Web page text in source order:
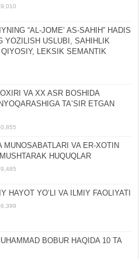
“AL-JOMEʼ AS-SAHIH” HADIS
YOZILISH USLUBI, SAHIHLIK
LЕKSIK SЕMANTIK
VA XX ASR BOSHIDA
TAʼSIR ETGAN
MUNOSABATLARI VA ER-XOTIN
HUQUQLAR
HAYOT YOʻLI VA ILMIY FAOLIYATI
BOBUR HAQIDA 10 TA